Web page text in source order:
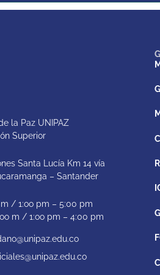
la Paz UNIPAZ
Superior
Santa Lucía Km 14 vía
– Santander
m / 1:oo pm – 5:00 pm
m / 1:oo pm – 4:00 pm